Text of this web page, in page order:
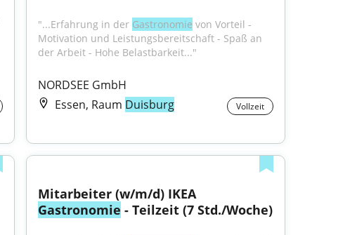
"...Erfahrung in der Gastronomie von Vorteil -
Motivation und Leistungsbereitschaft - Spaß an
der Arbeit - Hohe Belastbarkeit..."
NORDSEE GmbH
Essen, Raum Duisburg Vollzeit
Mitarbeiter (w/m/d) IKEA
Gastronomie - Teilzeit (7 Std./Woche)